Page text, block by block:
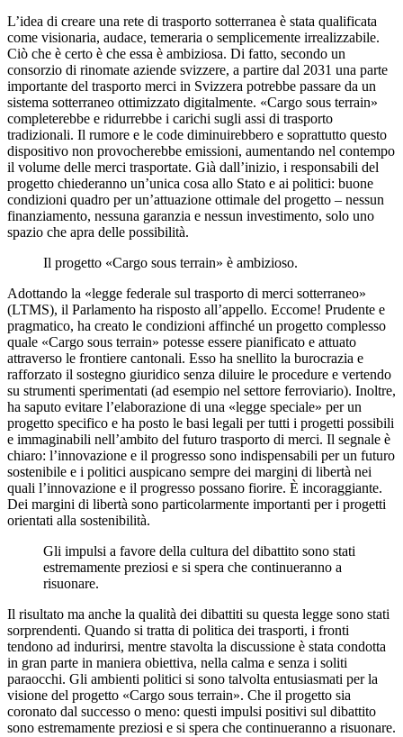
L’idea di creare una rete di trasporto sotterranea è stata qualificata
come visionaria, audace, temeraria o semplicemente irrealizzabile.
Ciò che è certo è che essa è ambiziosa. Di fatto, secondo un
consorzio di rinomate aziende svizzere, a partire dal 2031 una parte
importante del trasporto merci in Svizzera potrebbe passare da un
sistema sotterraneo ottimizzato digitalmente. «Cargo sous terrain»
completerebbe e ridurrebbe i carichi sugli assi di trasporto
tradizionali. Il rumore e le code diminuirebbero e soprattutto questo
dispositivo non provocherebbe emissioni, aumentando nel contempo
il volume delle merci trasportate. Già dall’inizio, i responsabili del
progetto chiederanno un’unica cosa allo Stato e ai politici: buone
condizioni quadro per un’attuazione ottimale del progetto – nessun
finanziamento, nessuna garanzia e nessun investimento, solo uno
spazio che apra delle possibilità.
Il progetto «Cargo sous terrain» è ambizioso.
Adottando la «legge federale sul trasporto di merci sotterraneo»
(LTMS), il Parlamento ha risposto all’appello. Eccome! Prudente e
pragmatico, ha creato le condizioni affinché un progetto complesso
quale «Cargo sous terrain» potesse essere pianificato e attuato
attraverso le frontiere cantonali. Esso ha snellito la burocrazia e
rafforzato il sostegno giuridico senza diluire le procedure e vertendo
su strumenti sperimentati (ad esempio nel settore ferroviario). Inoltre,
ha saputo evitare l’elaborazione di una «legge speciale» per un
progetto specifico e ha posto le basi legali per tutti i progetti possibili
e immaginabili nell’ambito del futuro trasporto di merci. Il segnale è
chiaro: l’innovazione e il progresso sono indispensabili per un futuro
sostenibile e i politici auspicano sempre dei margini di libertà nei
quali l’innovazione e il progresso possano fiorire. È incoraggiante.
Dei margini di libertà sono particolarmente importanti per i progetti
orientati alla sostenibilità.
Gli impulsi a favore della cultura del dibattito sono stati
estremamente preziosi e si spera che continueranno a
risuonare.
Il risultato ma anche la qualità dei dibattiti su questa legge sono stati
sorprendenti. Quando si tratta di politica dei trasporti, i fronti
tendono ad indurirsi, mentre stavolta la discussione è stata condotta
in gran parte in maniera obiettiva, nella calma e senza i soliti
paraocchi. Gli ambienti politici si sono talvolta entusiasmati per la
visione del progetto «Cargo sous terrain». Che il progetto sia
coronato dal successo o meno: questi impulsi positivi sul dibattito
sono estremamente preziosi e si spera che continueranno a risuonare.